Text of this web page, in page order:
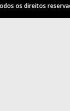
os direitos